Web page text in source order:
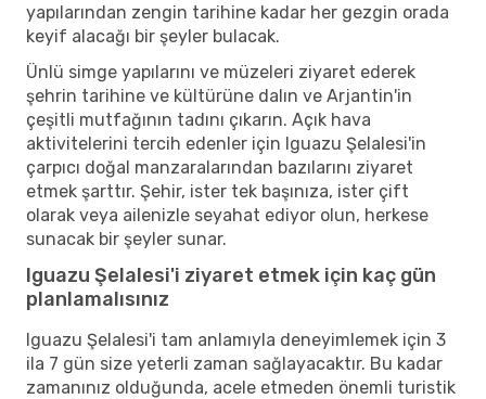
yapılarından zengin tarihine kadar her gezgin orada
keyif alacağı bir şeyler bulacak.
Ünlü simge yapılarını ve müzeleri ziyaret ederek
şehrin tarihine ve kültürüne dalın ve Arjantin'in
çeşitli mutfağının tadını çıkarın. Açık hava
aktivitelerini tercih edenler için Iguazu Şelalesi'in
çarpıcı doğal manzaralarından bazılarını ziyaret
etmek şarttır. Şehir, ister tek başınıza, ister çift
olarak veya ailenizle seyahat ediyor olun, herkese
sunacak bir şeyler sunar.
Iguazu Şelalesi'i ziyaret etmek için kaç gün
planlamalısınız
Iguazu Şelalesi'i tam anlamıyla deneyimlemek için 3
ila 7 gün size yeterli zaman sağlayacaktır. Bu kadar
zamanınız olduğunda, acele etmeden önemli turistik